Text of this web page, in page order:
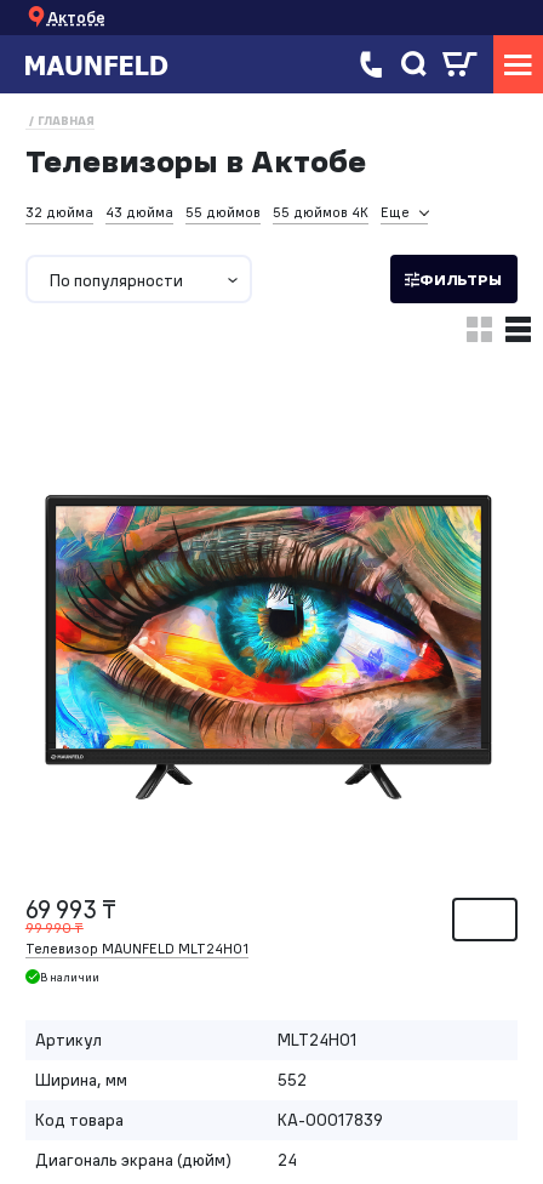
Актобе
ГЛАВНАЯ
Телевизоры в Актобе
32 дюйма 43 дюйма 55 дюймов 55 дюймов 4К Еще
По популярности ФИЛЬТРЫ
69 993 ₸
99 990 ₸
Телевизор MAUNFELD MLT24H01
В наличии
Артикул
MLT24H01
Ширина, мм
552
Код товара
КА-00017839
Диагональ экрана (дюйм)
24